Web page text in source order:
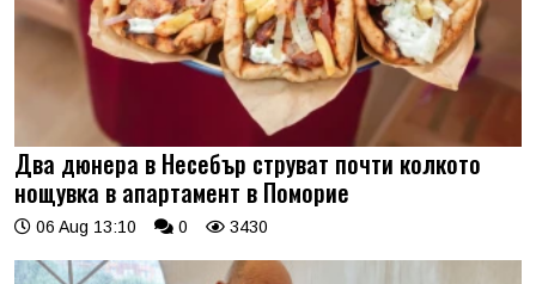
Два дюнера в Несебър струват почти колкото
нощувка в апартамент в Поморие
06 Aug 13:10 0 3430